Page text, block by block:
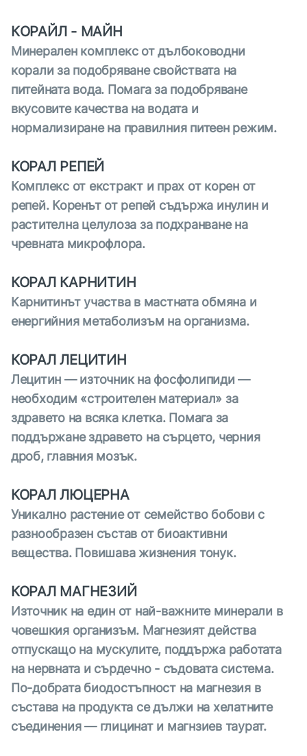
КOРАЙЛ - МАЙН
Минерален комплекс от дълбоководни
корали за подобряване свойствата на
питейната вода. Помага за подобряване
вкусовите качества на водата и
нормализиране на правилния питеен режим.
КОРАЛ РЕПЕЙ
Комплекс от екстракт и прах от корен от
репей. Коренът от репей съдържа инулин и
растителна целулоза за подхранване на
чревната микрофлора.
КОРАЛ КАРНИТИН
Карнитинът участва в мастната обмяна и
енергийния метаболизъм на организма.
КОРАЛ ЛЕЦИТИН
Лецитин — източник на фосфолипиди —
необходим «строителен материал» за
здравето на всяка клетка. Помага за
поддържане здравето на сърцето, черния
дроб, главния мозък.
КОРАЛ ЛЮЦЕРНА
Уникално растение от семейство бобови с
разнообразен състав от биоактивни
вещества. Повишава жизнения тонук.
КОРАЛ МАГНЕЗИЙ
Източник на един от най-важните минерали в
човешкия организъм. Магнезият действа
отпускащо на мускулите, поддържа работата
на нервната и сърдечно - съдовата система.
По-добрата биодостъпност на магнезия в
състава на продукта се дължи на хелатните
съединения — глицинат и магнзиев таурат.